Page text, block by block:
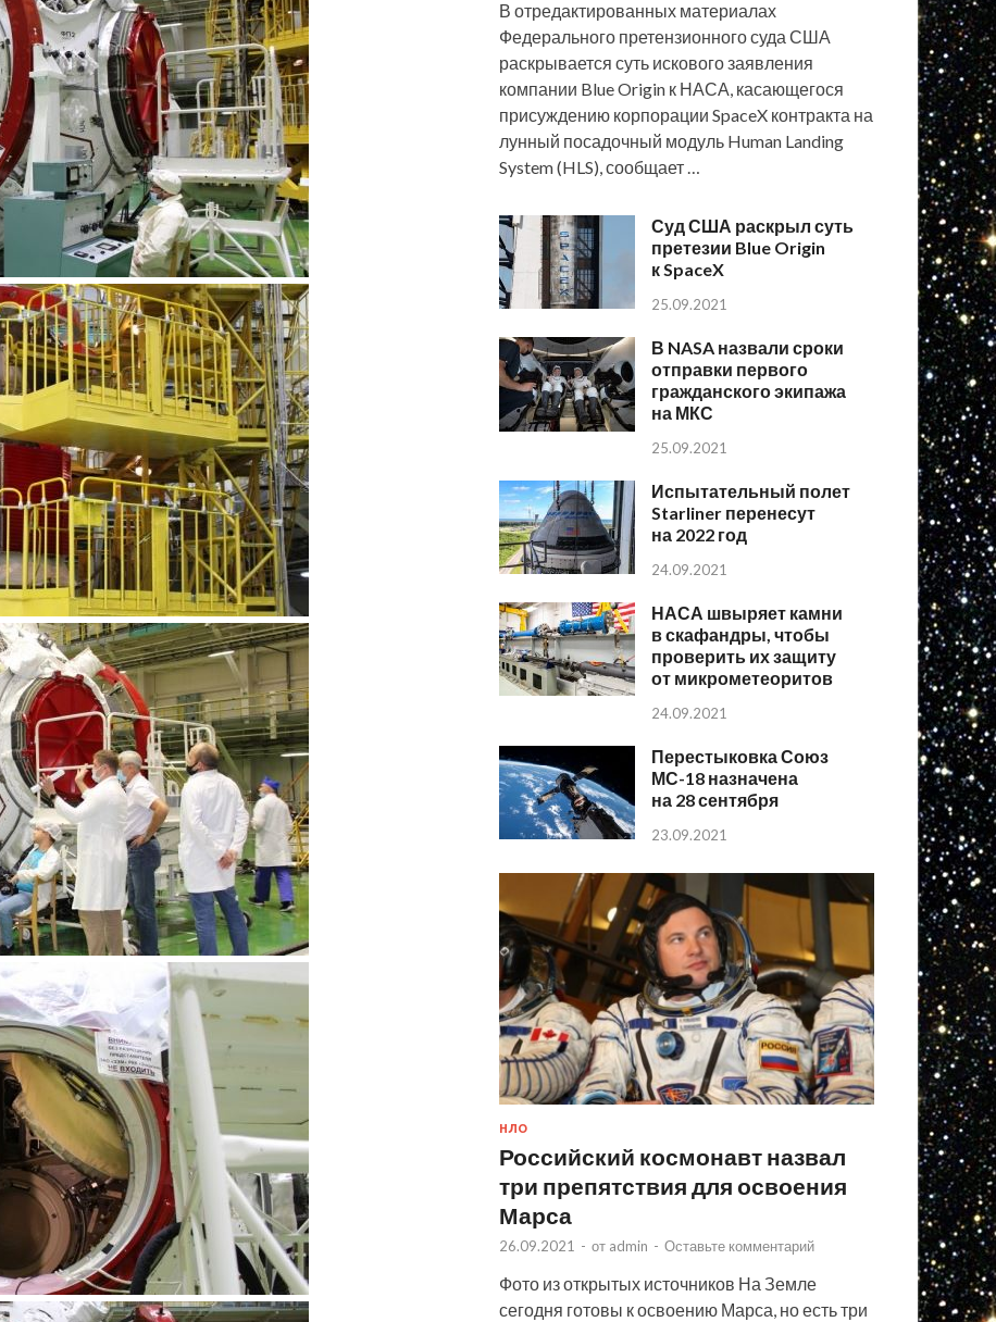
В отредактированных материалах
Федерального претензионного суда США
раскрывается суть искового заявления
компании Blue Origin к НАСА, касающегося
присуждению корпорации SpaceX контракта на
лунный посадочный модуль Human Landing
System (HLS), сообщает …
Суд США раскрыл суть
претезии Blue Origin
к SpaceX
25.09.2021
В NASA назвали сроки
отправки первого
гражданского экипажа
на МКС
25.09.2021
Испытательный полет
Starliner перенесут
на 2022 год
24.09.2021
НАСА швыряет камни
в скафандры, чтобы
проверить их защиту
от микрометеоритов
24.09.2021
Перестыковка Союз
МС-18 назначена
на 28 сентября
23.09.2021
НЛО
Российский космонавт назвал
три препятствия для освоения
Марса
26.09.2021 - от admin - Оставьте комментарий
Фото из открытых источников На Земле
сегодня готовы к освоению Марса, но есть три